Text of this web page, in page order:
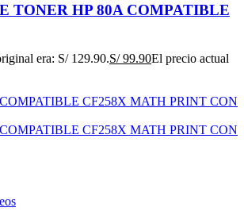
TONER HP 80A COMPATIBLE
era: S/ 129.90.S/99.90El precio actual